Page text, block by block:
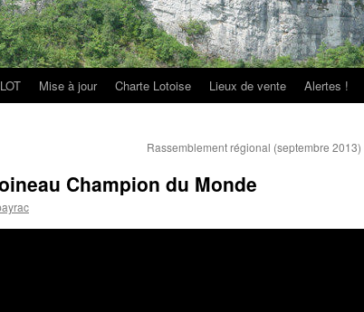
Mise à jour Charte Lotoise Lieux de vente Alertes !
Rassemblement régional (septembre 2013)
Champion du Monde